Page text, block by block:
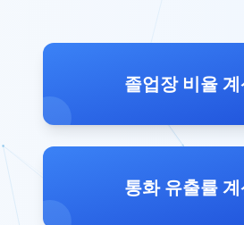
졸업장 비율 계
통화 유출률 계